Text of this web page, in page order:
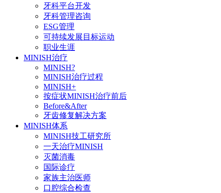
牙科平台开发
牙科管理咨询
ESG管理
可持续发展目标运动
职业生涯
MINISH治疗
MINISH?
MINISH治疗过程
MINISH+
按症状MINISH治疗前后
Before&After
牙齿修复解决方案
MINISH体系
MINISH技工研究所
一天治疗MINISH
灭菌消毒
国际诊疗
家族主治医师
口腔综合检查